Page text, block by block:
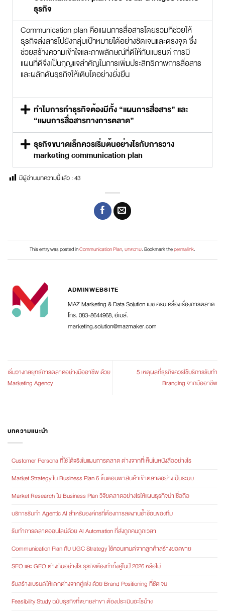
ธุรกิจ
Communication plan คือแผนการสื่อสารโดยรวมที่ช่วยให้
ธุรกิจส่งสารไปยังกลุ่มเป้าหมายได้อย่างชัดเจนและตรงจุด ซึ่ง
ช่วยสร้างความเข้าใจและภาพลักษณ์ที่ดีให้กับแบรนด์ การมี
แผนที่ดีจึงเป็นกุญแจสำคัญในการเพิ่มประสิทธิภาพการสื่อสาร
และผลักดันธุรกิจให้เติบโตอย่างยั่งยืน
ทำไมการทำธุรกิจต้องมีทั้ง “แผนการสื่อสาร” และ
“แผนการสื่อสารทางการตลาด”
ธุรกิจขนาดเล็กควรเริ่มต้นอย่างไรกับการวาง
marketing communication plan
มีผู้อ่านบทความนี้เเล้ว :43
This entry was posted inCommunication Plan,บทความ. Bookmark thepermalink.
ADMINWEBSITE
MAZ Marketing & Data Solution เมซ ครบเครื่องเรื่องการตลาด
โทร. 083-8644968, อีเมล์.
marketing.solution@mazmaker.com
เริ่มวางกลยุทธ์การตลาดอย่างมืออาชีพ ด้วย
Marketing Agency
5 เหตุผลที่ธุรกิจควรใช้บริการรับทำ
Branding จากมืออาชีพ
บทความแนะนำ
Customer Persona ที่ใช้ได้จริงในแผนการตลาด ต่างจากที่เห็นในหนังสืออย่างไร
Market Strategy ใน Business Plan 6 ขั้นตอนพาสินค้าเข้าตลาดอย่างเป็นระบบ
Market Research ใน Business Plan วิจัยตลาดอย่างไรให้แผนธุรกิจน่าเชื่อถือ
บริการรับทำ Agentic AI สำหรับองค์กรที่ต้องการลดงานซ้ำซ้อนของทีม
รับทำการตลาดออนไลน์ด้วย AI Automation ที่ส่งถูกคนถูกเวลา
Communication Plan กับ UGC Strategy ใช้คอนเทนต์จากลูกค้าสร้างยอดขาย
SEO และ GEO ต่างกันอย่างไร ธุรกิจต้องทำทั้งคู่ในปี 2026 หรือไม่
รับสร้างแบรนด์ให้แตกต่างจากคู่แข่ง ด้วย Brand Positioning ที่ชัดเจน
Feasibility Study ฉบับธุรกิจที่ขยายสาขา ต้องประเมินอะไรบ้าง